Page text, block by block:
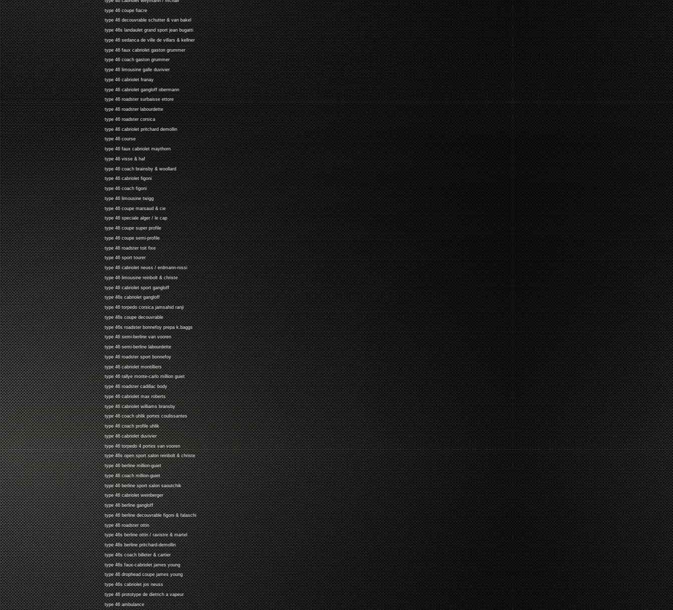
type 46 coupe fiacre
type 46 decouvrable schutter & van bakel
type 46s landaulet grand sport jean bugatti
type 46 sedanca de ville de villars & kellner
type 46 faux cabriolet gaston grummer
type 46 coach gaston grummer
type 46 limousine galle duvivier
type 46 cabriolet franay
type 46 cabriolet gangloff obermann
type 46 roadster surbaisse ettore
type 46 roadster labourdette
type 46 roadster corsica
type 46 cabriolet pritchard demollin
type 46 course
type 46 faux cabriolet maythorn
type 46 visse & haf
type 46 coach brainsby & woollard
type 46 cabriolet figoni
type 46 coach figoni
type 46 limousine twigg
type 46 coupe marsaud & cie
type 46 speciale alger / le cap
type 46 coupe super profile
type 46 coupe semi-profile
type 46 roadster toit fixe
type 46 sport tourer
type 46 cabriolet neuss / erdmann-rossi
type 46 limousine reinbolt & christe
type 46 cabriolet sport gangloff
type 46s cabriolet gangloff
type 46 torpedo corsica jamsahid ranji
type 46s coupe decouvrable
type 46s roadster bonnefoy prepa k.baggs
type 46 semi-berline van vooren
type 46 semi-berline labourdette
type 46 roadster sport bonnefoy
type 46 cabriolet montilliers
type 46 rallye monte-carlo million guiet
type 46 roadster cadillac body
type 46 cabriolet max roberts
type 46 cabriolet williams bransby
type 46 coach uhlik portes coulissantes
type 46 coach profile uhlik
type 46 cabriolet duvivier
type 46 torpedo 4 portes van vooren
type 46s open sport salon reinbolt & christe
type 46 berline million-guiet
type 46 coach million-guiet
type 46 berline sport salon saoutchik
type 46 cabriolet weinberger
type 46 berline gangloff
type 46 berline decouvrable figoni & falaschi
type 46 roadster ottin
type 46s berline ottin / ravistre & martel
type 46s berline pritchard-demollin
type 46s coach billeter & cartier
type 46s faux-cabriolet james young
type 46 drophead coupe james young
type 46s cabriolet jos neuss
type 46 prototype de dietrich a vapeur
type 46 ambulance